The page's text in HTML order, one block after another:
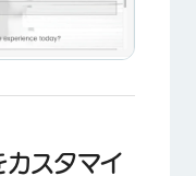
スタマイ